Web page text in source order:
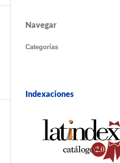
Navegar
Categorías
Indexaciones